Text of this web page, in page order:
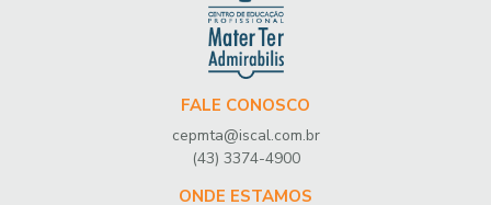
FALE CONOSCO
cepmta@iscal.com.br
(43) 3374-4900
ONDE ESTAMOS